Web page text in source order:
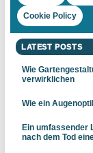
Cookie Policy
LATEST POSTS
Wie
verwirklichen
Wie ein
Ein umfassender
nach dem Tod